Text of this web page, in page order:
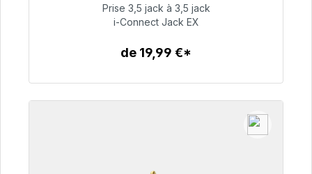
51,99 €
Prise 3,5 jack à 3,5 jack
i-Connect Jack EX
de 19,99 €*